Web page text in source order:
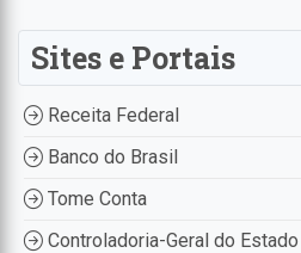
Sites e Portais
Receita Federal
Banco do Brasil
Tome Conta
Controladoria-Geral do Estado